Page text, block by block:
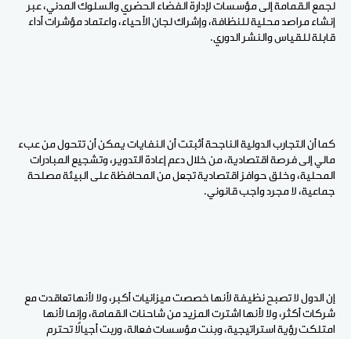
لجمع القمامة إلى مؤسسات لإدارة الفضاء الحضري والسلوك المدني، عبر
إنشاء مراصد محلية للنظافة، وإشراك لجان الأحياء، واعتماد مؤشرات أداء
قابلة للقياس والنشر الدوري.
كما أن التجارب الدولية الناجحة أثبتت أن النفايات يمكن أن تتحول من عبء
مالي إلى فرصة اقتصادية، من خلال دعم إعادة التدوير، وتشجيع المبادرات
المحلية، وخلق حوافز اقتصادية تجعل من المحافظة على البيئة مصلحة
جماعية، لا مجرد واجب قانوني.
إن الدول لا تصبح نظيفة لأنها خصصت ميزانيات أكبر، ولا لأنها تعاقدت مع
شركات أكثر، ولا لأنها اشترت المزيد من شاحنات القمامة، وإنما لأنها
امتلكت رؤية استراتيجية، وبنت مؤسسات فعالة، وربت أجيالًا تحترم